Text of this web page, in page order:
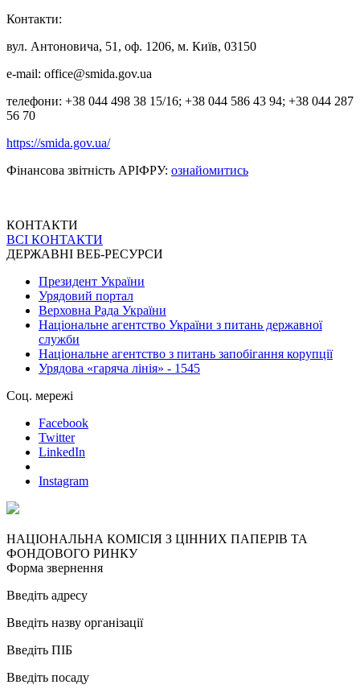
Контакти:
вул. Антоновича, 51, оф. 1206, м. Київ, 03150
e-mail: office@smida.gov.ua
телефони: +38 044 498 38 15/16; +38 044 586 43 94; +38 044 287
56 70
https://smida.gov.ua/
Фінансова звітність АРІФРУ: ознайомитись
КОНТАКТИ
ВСІ КОНТАКТИ
ДЕРЖАВНІ ВЕБ-РЕСУРСИ
Президент України
Урядовий портал
Верховна Рада України
Національне агентство України з питань державної
служби
Національне агентство з питань запобігання корупції
Урядова «гаряча лінія» - 1545
Соц. мережі
Facebook
Twitter
LinkedIn
Instagram
НАЦІОНАЛЬНА КОМІСІЯ З ЦІННИХ ПАПЕРІВ ТА
ФОНДОВОГО РИНКУ
Форма звернення
Введіть адресу
Введіть назву організації
Введіть ПІБ
Введіть посаду